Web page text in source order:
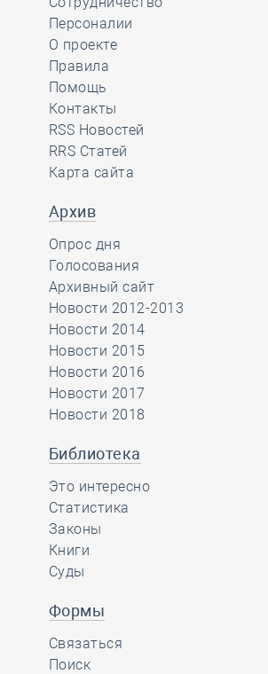
Персоналии
О проекте
Правила
Помощь
Контакты
RSS Новостей
RRS Статей
Карта сайта
Архив
Опрос дня
Голосования
Архивный сайт
Новости 2012-2013
Новости 2014
Новости 2015
Новости 2016
Новости 2017
Новости 2018
Библиотека
Это интересно
Статистика
Законы
Книги
Суды
Формы
Связаться
Поиск